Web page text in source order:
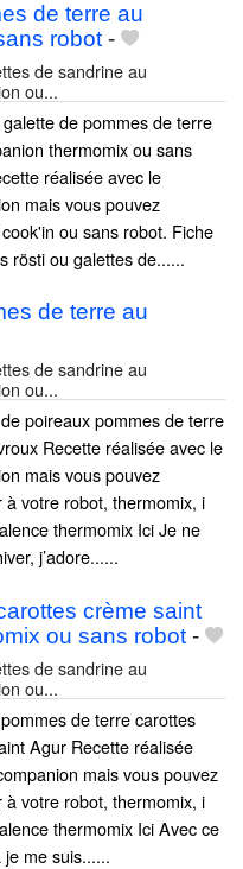
de terre au
robot -
de sandrine au
ou...
de pommes de terre
thermomix ou sans
réalisée avec le
mais vous pouvez
ou sans robot. Fiche
rösti ou galettes de......
de terre au
de sandrine au
ou...
poireaux pommes de terre
Recette réalisée avec le
mais vous pouvez
à votre robot, thermomix, i
thermomix Ici Je ne
j’adore......
crème saint
ou sans robot -
de sandrine au
ou...
de terre carottes
Agur Recette réalisée
mais vous pouvez
à votre robot, thermomix, i
thermomix Ici Avec ce
je me suis......